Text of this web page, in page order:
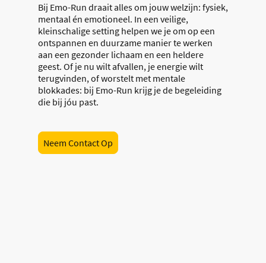
Bij Emo-Run draait alles om jouw welzijn: fysiek,
mentaal én emotioneel. In een veilige,
kleinschalige setting helpen we je om op een
ontspannen en duurzame manier te werken
aan een gezonder lichaam en een heldere
geest. Of je nu wilt afvallen, je energie wilt
terugvinden, of worstelt met mentale
blokkades: bij Emo-Run krijg je de begeleiding
die bij jóu past.
Neem Contact Op